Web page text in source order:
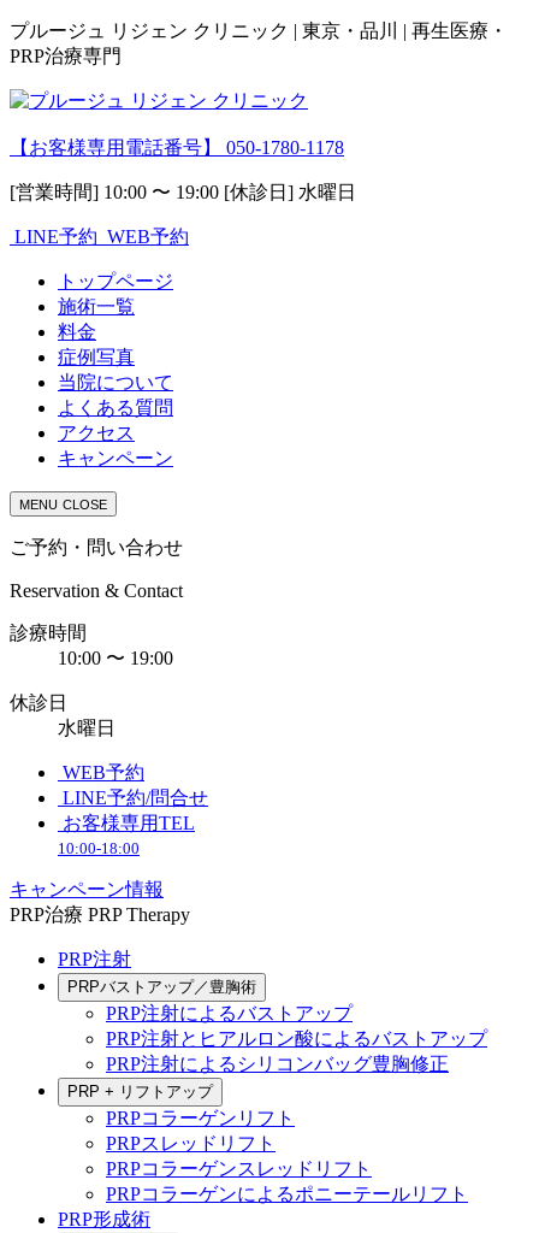
プルージュ リジェン クリニック | 東京・品川 | 再生医療・
PRP治療専門
【お客様専用電話番号】 050-1780-1178
[営業時間] 10:00 〜 19:00 [休診日] 水曜日
LINE予約 WEB予約
トップページ
施術一覧
料金
症例写真
当院について
よくある質問
アクセス
キャンペーン
MENU CLOSE
ご予約・問い合わせ
Reservation & Contact
診療時間
10:00 〜 19:00
休診日
水曜日
WEB予約
LINE予約/問合せ
お客様専用TEL
10:00-18:00
キャンペーン情報
PRP治療 PRP Therapy
PRP注射
PRPバストアップ／豊胸術
PRP注射によるバストアップ
PRP注射とヒアルロン酸によるバストアップ
PRP注射によるシリコンバッグ豊胸修正
PRP + リフトアップ
PRPコラーゲンリフト
PRPスレッドリフト
PRPコラーゲンスレッドリフト
PRPコラーゲンによるポニーテールリフト
PRP形成術